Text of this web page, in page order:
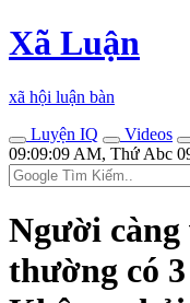
Xã Luận
xã hội luận bàn
Luyện IQ
Videos
09:09:09 AM, Thứ Abc
Người càng
thường có